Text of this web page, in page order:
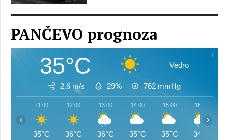
PANČEVO prognoza
35°C Vedro
2.6 m/s 29% 762 mmHg
11:00
35°C
12:00
36°C
13:00
36°C
14:00
35°C
15:00
35°C
16:00
34°C
‹ ›